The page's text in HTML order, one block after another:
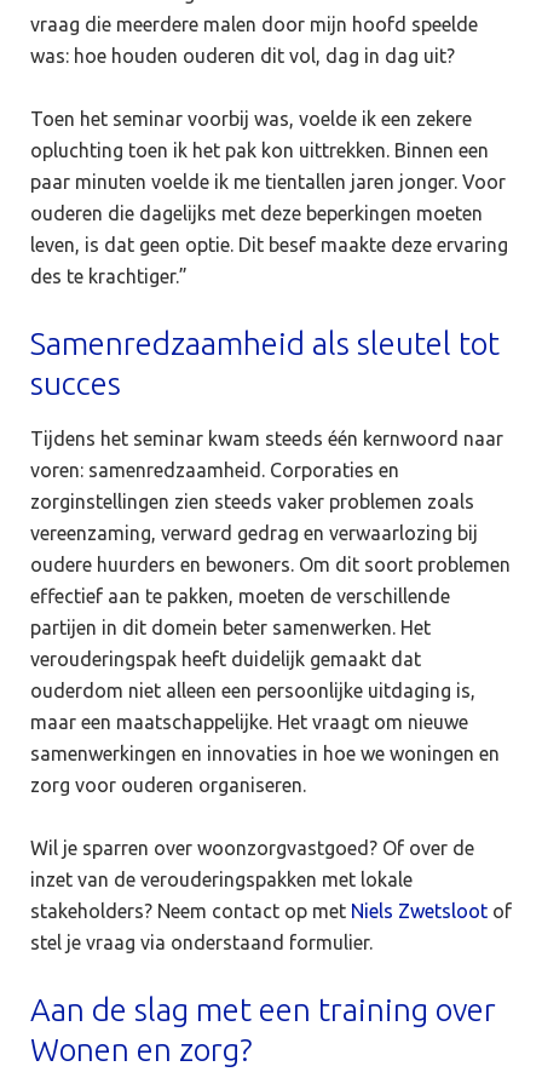
vraag die meerdere malen door mijn hoofd speelde
was: hoe houden ouderen dit vol, dag in dag uit?
Toen het seminar voorbij was, voelde ik een zekere
opluchting toen ik het pak kon uittrekken. Binnen een
paar minuten voelde ik me tientallen jaren jonger. Voor
ouderen die dagelijks met deze beperkingen moeten
leven, is dat geen optie. Dit besef maakte deze ervaring
des te krachtiger.”
Samenredzaamheid als sleutel tot
succes
Tijdens het seminar kwam steeds één kernwoord naar
voren: samenredzaamheid. Corporaties en
zorginstellingen zien steeds vaker problemen zoals
vereenzaming, verward gedrag en verwaarlozing bij
oudere huurders en bewoners. Om dit soort problemen
effectief aan te pakken, moeten de verschillende
partijen in dit domein beter samenwerken. Het
verouderingspak heeft duidelijk gemaakt dat
ouderdom niet alleen een persoonlijke uitdaging is,
maar een maatschappelijke. Het vraagt om nieuwe
samenwerkingen en innovaties in hoe we woningen en
zorg voor ouderen organiseren.
Wil je sparren over woonzorgvastgoed? Of over de
inzet van de verouderingspakken met lokale
stakeholders? Neem contact op met Niels Zwetsloot of
stel je vraag via onderstaand formulier.
Aan de slag met een training over
Wonen en zorg?